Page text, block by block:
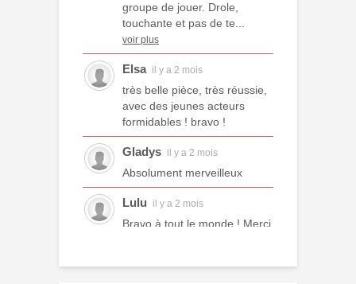
groupe de jouer. Drole,
touchante et pas de te...
voir plus
Elsa il y a 2 mois
très belle pièce, très réussie,
avec des jeunes acteurs
formidables ! bravo !
Gladys il y a 2 mois
Absolument merveilleux
Lulu il y a 2 mois
Bravo à tout le monde ! Merci